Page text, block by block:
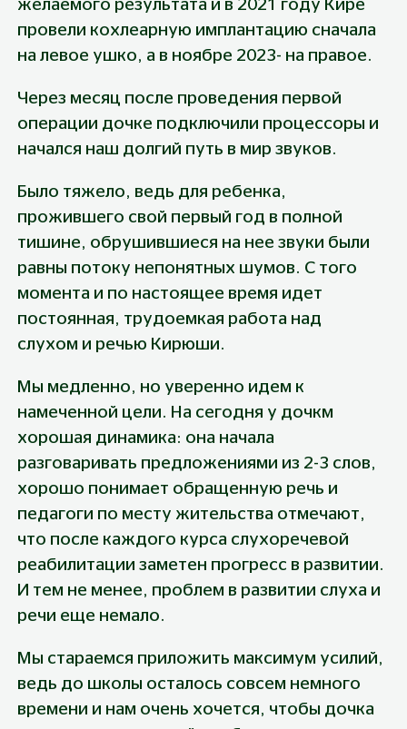
желаемого результата и в 2021 году Кире
провели кохлеарную имплантацию сначала
на левое ушко, а в ноябре 2023- на правое.
Через месяц после проведения первой
операции дочке подключили процессоры и
начался наш долгий путь в мир звуков.
Было тяжело, ведь для ребенка,
прожившего свой первый год в полной
тишине, обрушившиеся на нее звуки были
равны потоку непонятных шумов. С того
момента и по настоящее время идет
постоянная, трудоемкая работа над
слухом и речью Кирюши.
Мы медленно, но уверенно идем к
намеченной цели. На сегодня у дочкм
хорошая динамика: она начала
разговаривать предложениями из 2-3 слов,
хорошо понимает обращенную речь и
педагоги по месту жительства отмечают,
что после каждого курса слухоречевой
реабилитации заметен прогресс в развитии.
И тем не менее, проблем в развитии слуха и
речи еще немало.
Мы стараемся приложить максимум усилий,
ведь до школы осталось совсем немного
времени и нам очень хочется, чтобы дочка